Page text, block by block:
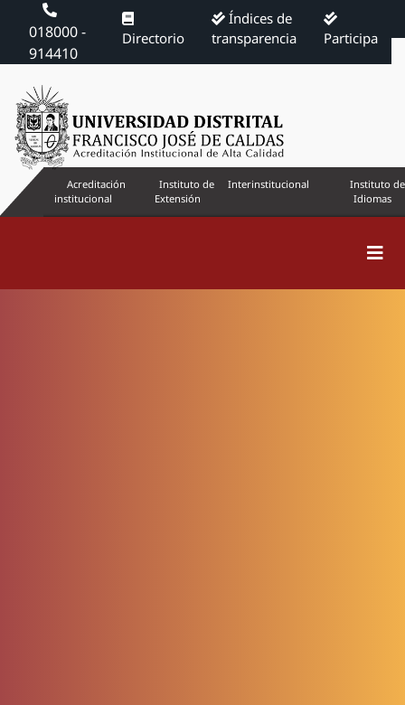
018000 -
914410
Directorio
Índices de
transparencia
Participa
Acreditación
institucional
Instituto de
Extensión
Interinstitucional
Instituto de
Idiomas